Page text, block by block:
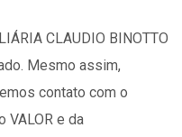
CLAUDIO BINOTTO
Mesmo assim,
contato com o
VALOR e da